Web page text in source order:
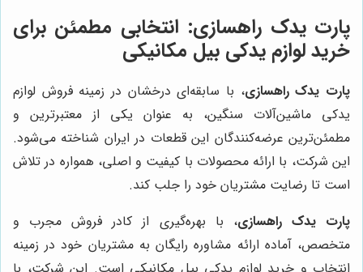
پارت یدک راهسازی: انتخابی مطمئن برای
خرید لوازم یدکی بیل مکانیکی
پارت یدک راهسازی، با سابقه‌ای درخشان در زمینه فروش لوازم
یدکی ماشین‌آلات سنگین، به عنوان یکی از معتبرترین و
مطمئن‌ترین عرضه‌کنندگان این قطعات در ایران شناخته می‌شود.
این شرکت، با ارائه محصولات با کیفیت و اصلی، همواره در تلاش
است تا رضایت مشتریان خود را جلب کند.
پارت یدک راهسازی، با بهره‌گیری از کادر فروش مجرب و
متخصص، آماده ارائه مشاوره رایگان به مشتریان خود در زمینه